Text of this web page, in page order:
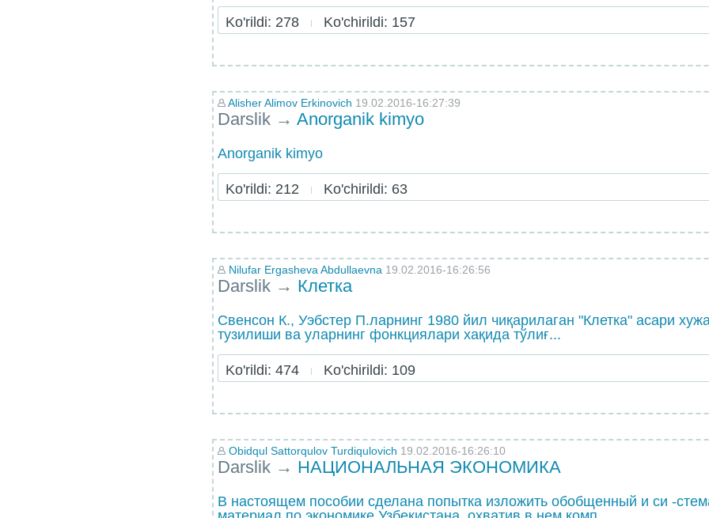
Ko'rildi: 278 Ko'chirildi: 157
Alisher Alimov Erkinovich 19.02.2016-16:27:39
Darslik → Anorganik kimyo
Anorganik kimyo
Ko'rildi: 212 Ko'chirildi: 63
Nilufar Ergasheva Abdullaevna 19.02.2016-16:26:56
Darslik → Клетка
Свенсон К., Уэбстер П.ларнинг 1980 йил чиқарилаган "Клетка" асари
тузилиши ва уларнинг фонкциялари хақида тўлиғ...
Ko'rildi: 474 Ko'chirildi: 109
Obidqul Sattorqulov Turdiqulovich 19.02.2016-16:26:10
Darslik → НАЦИОНАЛЬНАЯ ЭКОНОМИКА
В настоящем пособии сделана попытка изложить обобщенный и си -